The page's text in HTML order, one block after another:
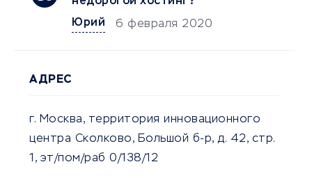
Юрий
6 февраля 2020
АДРЕС
г. Москва, территория инновационного
центра Сколково, Большой б-р, д. 42, стр.
1, эт/пом/раб 0/138/12